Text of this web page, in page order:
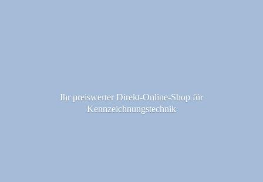
Ihr preiswerter Direkt-Online-Shop für
Kennzeichnungstechnik